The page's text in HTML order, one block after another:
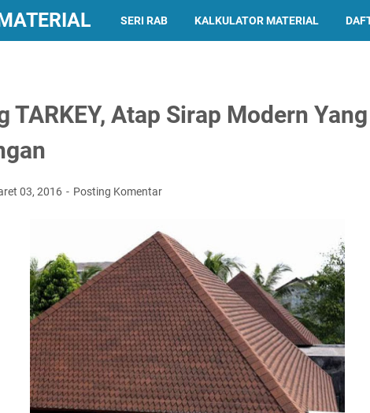
SERI RAB KALKULATOR MATERIAL
TARKEY, Atap Sirap Modern
03, 2016 Posting Komentar